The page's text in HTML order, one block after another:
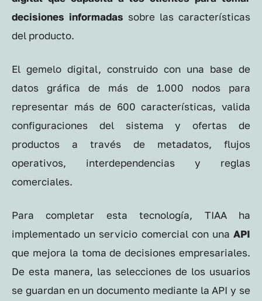
decisiones informadas sobre las características
del producto.
El gemelo digital, construido con una base de
datos gráfica de más de 1.000 nodos para
representar más de 600 características, valida
configuraciones del sistema y ofertas de
productos a través de metadatos, flujos
operativos, interdependencias y reglas
comerciales.
Para completar esta tecnología, TIAA ha
implementado un servicio comercial con una API
que mejora la toma de decisiones empresariales.
De esta manera, las selecciones de los usuarios
se guardan en un documento mediante la API y se